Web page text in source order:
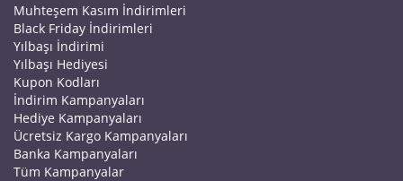
Muhteşem Kasım İndirimleri
Black Friday İndirimleri
Yılbaşı İndirimi
Yılbaşı Hediyesi
Kupon Kodları
İndirim Kampanyaları
Hediye Kampanyaları
Ücretsiz Kargo Kampanyaları
Banka Kampanyaları
Tüm Kampanyalar